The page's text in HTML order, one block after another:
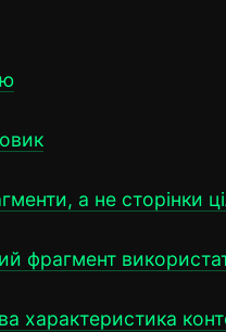
а не сторінки
фрагмент
характеристика